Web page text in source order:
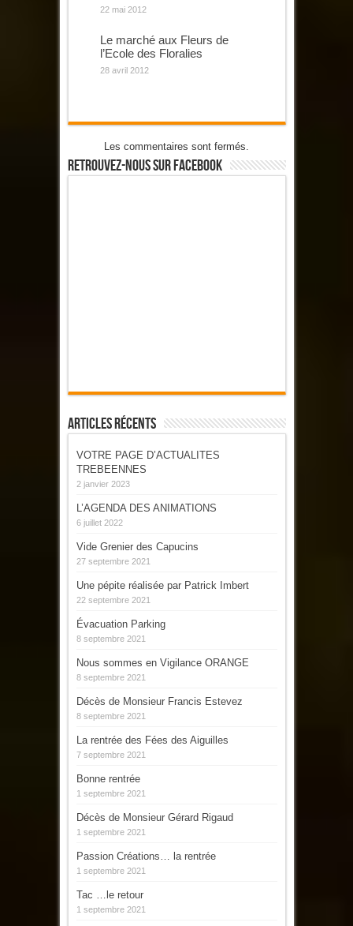
22 mai 2012
Le marché aux Fleurs de
l’Ecole des Floralies
28 avril 2012
Les commentaires sont fermés.
Retrouvez-Nous Sur Facebook
Articles Récents
VOTRE PAGE D’ACTUALITES
TREBEENNES
2 janvier 2023
L’AGENDA DES ANIMATIONS
6 juillet 2022
Vide Grenier des Capucins
27 septembre 2021
Une pépite réalisée par Patrick Imbert
22 septembre 2021
Évacuation Parking
8 septembre 2021
Nous sommes en Vigilance ORANGE
8 septembre 2021
Décès de Monsieur Francis Estevez
8 septembre 2021
La rentrée des Fées des Aiguilles
7 septembre 2021
Bonne rentrée
1 septembre 2021
Décès de Monsieur Gérard Rigaud
1 septembre 2021
Passion Créations… la rentrée
1 septembre 2021
Tac …le retour
1 septembre 2021